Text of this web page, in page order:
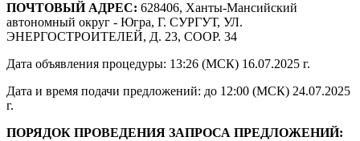
ПОЧТОВЫЙ АДРЕС: 628406, Ханты-Мансийский
автономный округ - Югра, Г. СУРГУТ, УЛ.
ЭНЕРГОСТРОИТЕЛЕЙ, Д. 23, СООР. 34
Дата объявления процедуры: 13:26 (МСК) 16.07.2025 г.
Дата и время подачи предложений: до 12:00 (МСК) 24.07.2025
г.
ПОРЯДОК ПРОВЕДЕНИЯ ЗАПРОСА ПРЕДЛОЖЕНИЙ: